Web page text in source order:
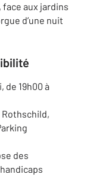
face aux jardins
d’une nuit
de 19h00 à
Rothschild,
des